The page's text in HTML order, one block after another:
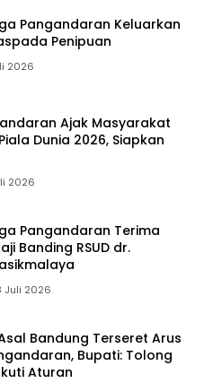
Pangandaran Keluarkan
Penipuan
2026
Ajak Masyarakat
Dunia 2026, Siapkan
2026
Pangandaran Terima
Banding RSUD dr.
Juli 2026
Bandung Terseret Arus
Bupati: Tolong
Aturan